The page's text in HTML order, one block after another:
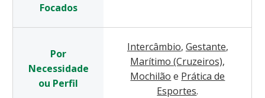
Focados
Por
Necessidade
ou Perfil
Intercâmbio, Gestante,
Marítimo (Cruzeiros),
Mochilão e Prática de
Esportes.